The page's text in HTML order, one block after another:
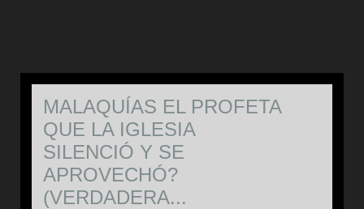
MALAQUÍAS EL PROFETA
QUE LA IGLESIA
SILENCIÓ Y SE
APROVECHÓ?
(VERDADERA...